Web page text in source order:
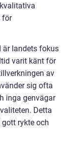
för
är landets fokus
varit känt för
av
sig ofta
inga genvägar
Detta
rykte och